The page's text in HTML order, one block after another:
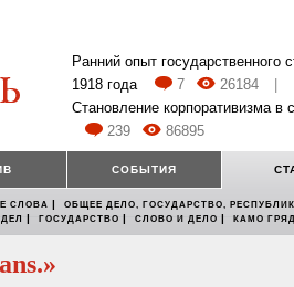
Ранний опыт
1918 года
7 26184
Становление корпоративизма в
239
86895
СОБЫТИЯ
СЛОВА | ОБЩЕЕ ДЕЛО, ГОСУДАРСТВО,
| ГОСУДАРСТВО | СЛОВО И ДЕЛО | КАМО